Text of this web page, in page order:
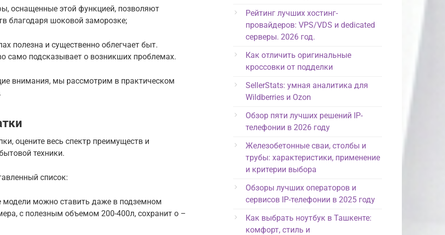
оснащенные этой функцией, позволяют
благодаря шоковой заморозке;
полезна и существенно облегчает быт.
само подсказывает о возникших проблемах.
внимания, мы рассмотрим в практическом
оцените весь спектр преимуществ и
техники.
список:
модели можно ставить даже в подземном
с полезным объемом 200-400л, сохранит о –
Рейтинг лучших хостинг-
провайдеров: VPS/VDS и dedicated
серверы. 2026 год.
Как отличить оригинальные
кроссовки от подделки
SellerStats: умная аналитика для
Wildberries и Ozon
Обзор пяти лучших решений IP-
телефонии в 2026 году
Железобетонные сваи, столбы и
трубы: характеристики, применение
и критерии выбора
Обзоры лучших операторов и
сервисов IP-телефонии в 2025 году
Как выбрать ноутбук в Ташкенте:
комфорт, стиль и